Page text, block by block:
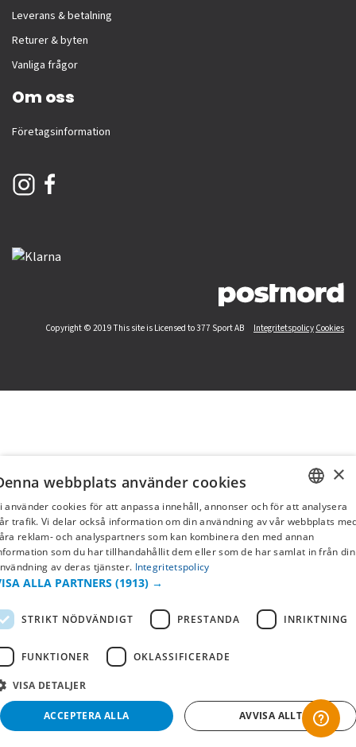
Leverans & betalning
Returer & byten
Vanliga frågor
Om oss
Företagsinformation
Copyright © 2019 This site is Licensed to 377 Sport AB Integritetspolicy Cookies
SWEDISH
FI
×
webbplats använder cookies
använder cookies för att anpassa innehåll, annonser och för att analysera
trafik. Vi delar också information om din användning av vår webbplats
reklam- och analyspartners som kan kombinera den med annan
som du har tillhandahållit dem eller som de har samlat in från din
av deras tjänster. Integritetspolicy
ALLA PARTNERS (1913) →
STRIKT NÖDVÄNDIGT PRESTANDA INRIKTNING
FUNKTIONER OKLASSIFICERADE
VISA DETALJER
ACCEPTERA ALLA AVVISA ALLT